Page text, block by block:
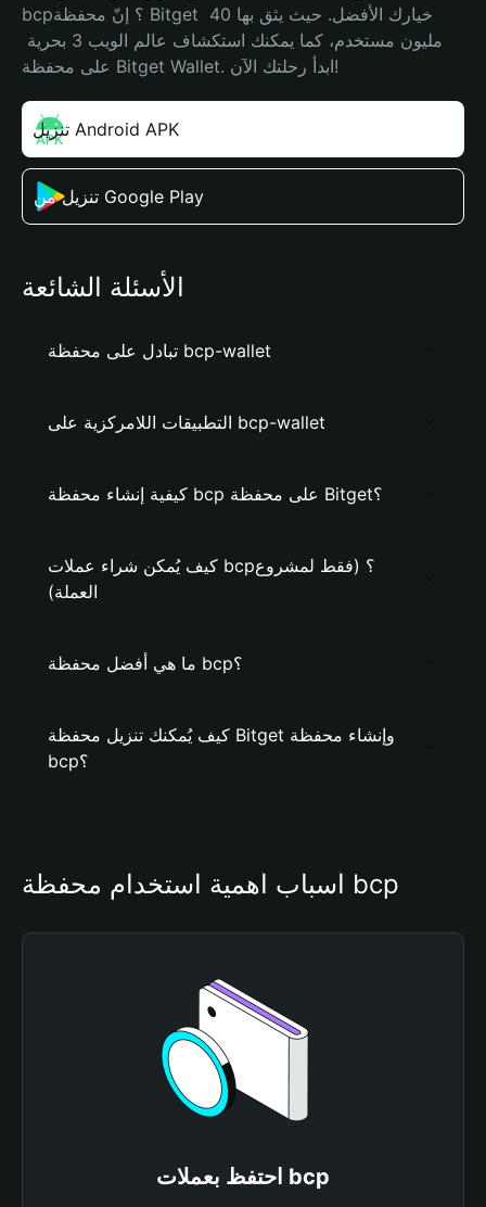
bcp؟ إنّ محفظة Bitget خيارك الأفضل. حيث يثق بها 40
على محفظة Bitget Wallet. ابدأ رحلتك الآن!
تنزيل Android APK
تنزيل من Google Play
الأسئلة الشائعة
تبادل على محفظة bcp-wallet
التطبيقات اللامركزية على bcp-wallet
كيفية إنشاء محفظة bcp على محفظة Bitget؟
كيف يُمكن شراء عملات bcp؟ (فقط لمشروع
العملة)
ما هي أفضل محفظة bcp؟
كيف يُمكنك تنزيل محفظة Bitget وإنشاء محفظة
bcp؟
أسباب أهمية استخدام محفظة bcp
احتفظ بعملات bcp